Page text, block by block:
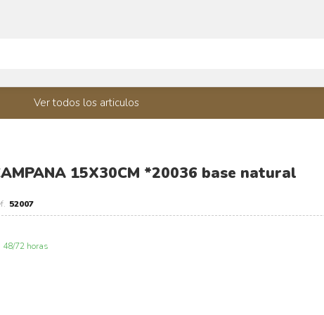
Ver todos los articulos
15X30CM *20036 base natural
52007
48/72 horas